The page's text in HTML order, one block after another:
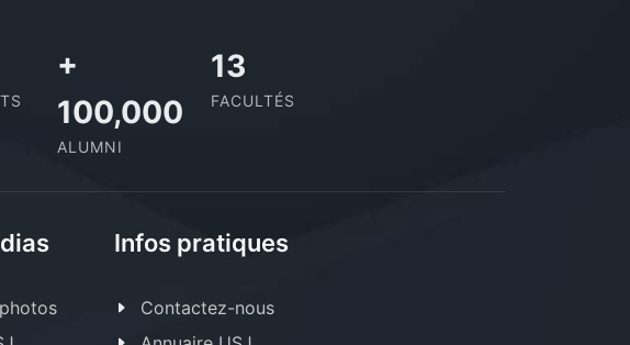
+
100,000
ALUMNI
13
FACULTÉS
Infos pratiques
Contactez-nous